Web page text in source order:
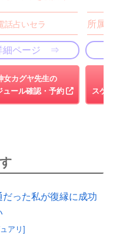
話占いセラ
細ページ ⇒
女カグヤ先生の
ュール確認・予約
所属:
スケ
った私が復縁に成功
アリ]